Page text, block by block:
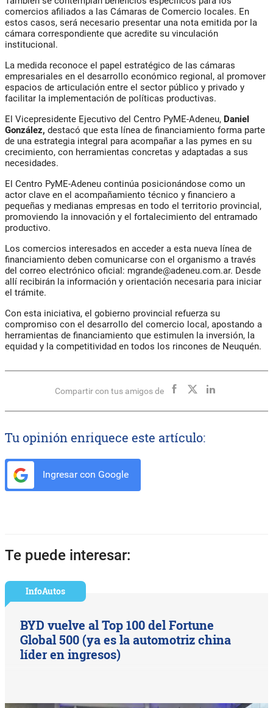
comercios afiliados a las Cámaras de Comercio locales. En
estos casos, será necesario presentar una nota emitida por la
cámara correspondiente que acredite su vinculación
institucional.
La medida reconoce el papel estratégico de las cámaras
empresariales en el desarrollo económico regional, al promover
espacios de articulación entre el sector público y privado y
facilitar la implementación de políticas productivas.
El Vicepresidente Ejecutivo del Centro PyME-Adeneu, Daniel
González, destacó que esta línea de financiamiento forma parte
de una estrategia integral para acompañar a las pymes en su
crecimiento, con herramientas concretas y adaptadas a sus
necesidades.
El Centro PyME-Adeneu continúa posicionándose como un
actor clave en el acompañamiento técnico y financiero a
pequeñas y medianas empresas en todo el territorio provincial,
promoviendo la innovación y el fortalecimiento del entramado
productivo.
Los comercios interesados en acceder a esta nueva línea de
financiamiento deben comunicarse con el organismo a través
del correo electrónico oficial: mgrande@adeneu.com.ar. Desde
allí recibirán la información y orientación necesaria para iniciar
el trámite.
Con esta iniciativa, el gobierno provincial refuerza su
compromiso con el desarrollo del comercio local, apostando a
herramientas de financiamiento que estimulen la inversión, la
equidad y la competitividad en todos los rincones de Neuquén.
Compartir con tus amigos de
Tu opinión enriquece este artículo:
Ingresar con Google
Te puede interesar:
InfoAutos
BYD vuelve al Top 100 del Fortune
Global 500 (ya es la automotriz china
líder en ingresos)